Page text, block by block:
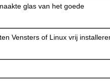
glas van het goede
Vensters of Linux vrij